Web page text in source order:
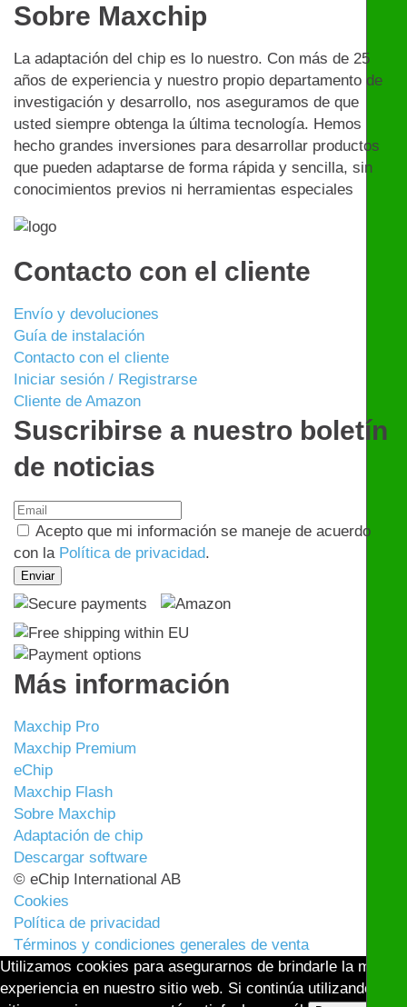
Sobre Maxchip
La adaptación del chip es lo nuestro. Con más de 25
años de experiencia y nuestro propio departamento de
investigación y desarrollo, nos aseguramos de que
usted siempre obtenga la última tecnología. Hemos
hecho grandes inversiones para desarrollar productos
que pueden adaptarse de forma rápida y sencilla, sin
conocimientos previos ni herramientas especiales
Contacto con el cliente
Envío y devoluciones
Guía de instalación
Contacto con el cliente
Iniciar sesión / Registrarse
Cliente de Amazon
Suscribirse a nuestro boletín
de noticias
Acepto que mi información se maneje de acuerdo
con la Política de privacidad.
Más información
Maxchip Pro
Maxchip Premium
eChip
Maxchip Flash
Sobre Maxchip
Adaptación de chip
Descargar software
© eChip International AB
Cookies
Política de privacidad
Términos y condiciones generales de venta
Utilizamos cookies para asegurarnos de brindarle la mejor
experiencia en nuestro sitio web. Si continúa utilizando este